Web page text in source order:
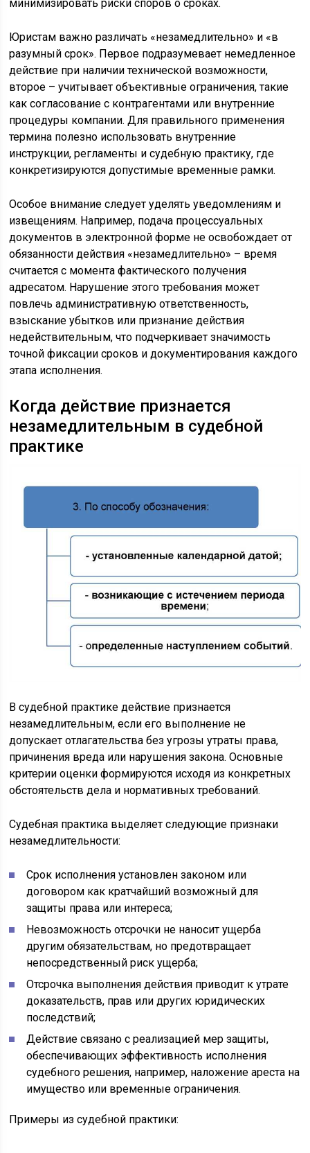
минимизировать риски споров о сроках.
Юристам важно различать «незамедлительно» и «в
разумный срок». Первое подразумевает немедленное
действие при наличии технической возможности,
второе – учитывает объективные ограничения, такие
как согласование с контрагентами или внутренние
процедуры компании. Для правильного применения
термина полезно использовать внутренние
инструкции, регламенты и судебную практику, где
конкретизируются допустимые временные рамки.
Особое внимание следует уделять уведомлениям и
извещениям. Например, подача процессуальных
документов в электронной форме не освобождает от
обязанности действия «незамедлительно» – время
считается с момента фактического получения
адресатом. Нарушение этого требования может
повлечь административную ответственность,
взыскание убытков или признание действия
недействительным, что подчеркивает значимость
точной фиксации сроков и документирования каждого
этапа исполнения.
Когда действие признается
незамедлительным в судебной
практике
В судебной практике действие признается
незамедлительным, если его выполнение не
допускает отлагательства без угрозы утраты права,
причинения вреда или нарушения закона. Основные
критерии оценки формируются исходя из конкретных
обстоятельств дела и нормативных требований.
Судебная практика выделяет следующие признаки
незамедлительности:
Срок исполнения установлен законом или
договором как кратчайший возможный для
защиты права или интереса;
Невозможность отсрочки не наносит ущерба
другим обязательствам, но предотвращает
непосредственный риск ущерба;
Отсрочка выполнения действия приводит к утрате
доказательств, прав или других юридических
последствий;
Действие связано с реализацией мер защиты,
обеспечивающих эффективность исполнения
судебного решения, например, наложение ареста на
имущество или временные ограничения.
Примеры из судебной практики: